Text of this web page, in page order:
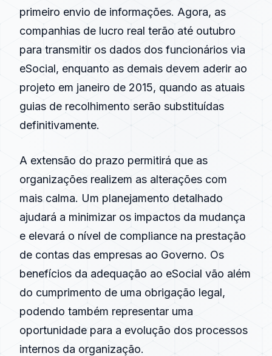
primeiro envio de informações. Agora, as
companhias de lucro real terão até outubro
para transmitir os dados dos funcionários via
eSocial, enquanto as demais devem aderir ao
projeto em janeiro de 2015, quando as atuais
guias de recolhimento serão substituídas
definitivamente.
A extensão do prazo permitirá que as
organizações realizem as alterações com
mais calma. Um planejamento detalhado
ajudará a minimizar os impactos da mudança
e elevará o nível de compliance na prestação
de contas das empresas ao Governo. Os
benefícios da adequação ao eSocial vão além
do cumprimento de uma obrigação legal,
podendo também representar uma
oportunidade para a evolução dos processos
internos da organização.